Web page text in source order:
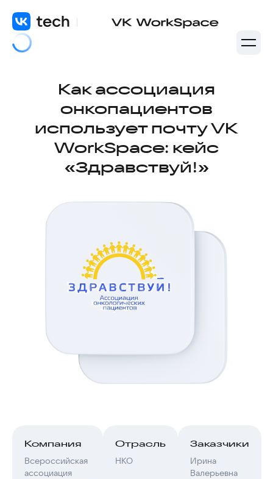
Как ассоциация
онкопациентов
использует почту VK
WorkSpace: кейс
«Здравствуй!»
Компания
Всероссийская
ассоциация
Отрасль
НКО
Заказчики
Ирина
Валерьевна